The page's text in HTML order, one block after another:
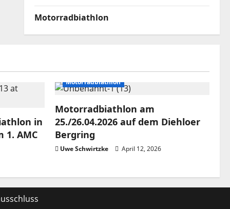
Motorradbiathlon
in
1. AMC
Motorradbiathlon
Motorradbiathlon am
25./26.04.2026 auf dem Diehloer
Bergring
Uwe Schwirtzke April 12, 2026